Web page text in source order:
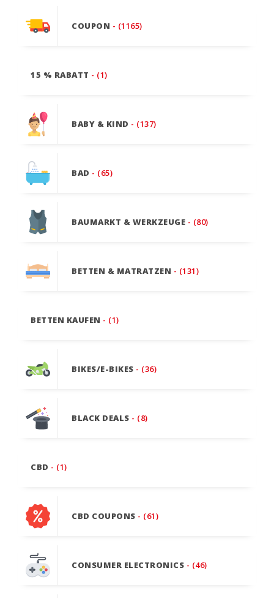
COUPON - (1165)
15 % RABATT - (1)
BABY & KIND - (137)
BAD - (65)
BAUMARKT & WERKZEUGE - (80)
BETTEN & MATRATZEN - (131)
BETTEN KAUFEN - (1)
BIKES/E-BIKES - (36)
BLACK DEALS - (8)
CBD - (1)
CBD COUPONS - (61)
CONSUMER ELECTRONICS - (46)